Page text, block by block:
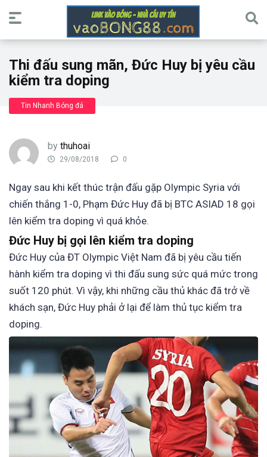
Thi đấu sung mãn, Đức Huy bị yêu cầu
kiểm tra doping
Tin Nhanh Bóng đá
by thuhoai
29/08/2018 0
Ngay sau khi kết thúc trận đấu gặp Olympic Syria với
chiến thắng 1-0, Phạm Đức Huy đã bị BTC ASIAD 18 gọi
lên kiểm tra doping vì quá khỏe.
Đức Huy bị gọi lên kiểm tra doping
Đức Huy của ĐT Olympic Việt Nam đã bị yêu cầu tiến
hành kiểm tra doping vì thi đấu sung sức quá mức trong
suốt 120 phút. Vì vậy, khi những cầu thủ khác đã trở về
khách sạn, Đức Huy phải ở lại để làm thủ tục kiểm tra
doping.